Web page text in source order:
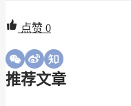
点赞 0
推荐文章